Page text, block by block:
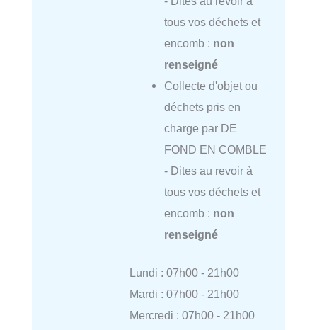
tous vos déchets et
encomb : non
renseigné
Collecte d'objet ou
déchets pris en
charge par DE
FOND EN COMBLE
- Dites au revoir à
tous vos déchets et
encomb : non
renseigné
Lundi : 07h00 - 21h00
Mardi : 07h00 - 21h00
Mercredi : 07h00 - 21h00